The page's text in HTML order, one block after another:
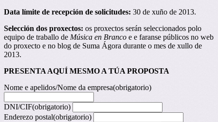
Data límite de recepción de solicitudes: 30 de xuño de 2013.
Selección dos proxectos: os proxectos serán seleccionados polo
equipo de traballo de Música en Branco e e faranse públicos no web
do proxecto e no blog de Suma Ágora durante o mes de xullo de
2013.
PRESENTA AQUÍ MESMO A TÚA PROPOSTA
Nome e apelidos/Nome da empresa(obrigatorio)
DNI/CIF(obrigatorio)
Enderezo postal(obrigatorio)